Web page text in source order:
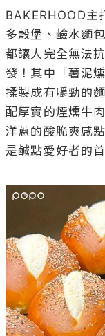
BAKERHOOD主
多穀堡、鹼水麵
都讓人完全無法
發！其中「薯泥
揉製成有嚼勁的
配厚實的煙燻牛
洋蔥的酸脆爽感
是鹹點愛好者的首